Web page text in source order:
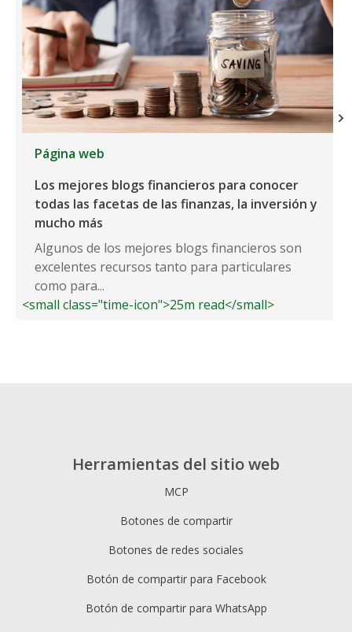
Página web
Los mejores blogs financieros para conocer
todas las facetas de las finanzas, la inversión y
mucho más
Algunos de los mejores blogs financieros son
excelentes recursos tanto para particulares
como para...
<small class="time-icon">25m read</small>
Herramientas del sitio web
MCP
Botones de compartir
Botones de redes sociales
Botón de compartir para Facebook
Botón de compartir para WhatsApp